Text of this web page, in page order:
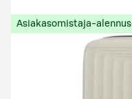
Asiakasomistaja-alennus